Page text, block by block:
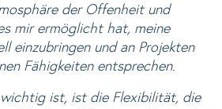
der Offenheit und
mir ermöglicht hat, meine
einzubringen und an Projekten
Fähigkeiten entsprechen.
wichtig ist, ist die Flexibilität, die